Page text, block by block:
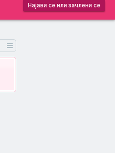
Најави се или зачлени се